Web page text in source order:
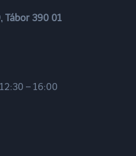
Tábor 390 01
– 16:00